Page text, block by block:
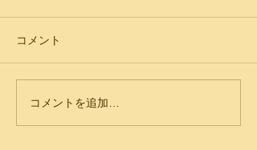
コメント
コメントを追加…